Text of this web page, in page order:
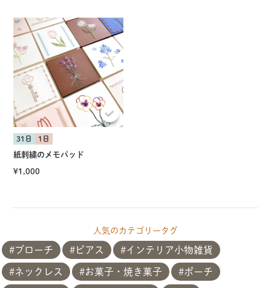
31日 1日
紙刺繍のメモパッド
¥1,000
人気のカテゴリータグ
ブローチ ピアス インテリア小物雑貨
ネックレス お菓子・焼き菓子 ポーチ